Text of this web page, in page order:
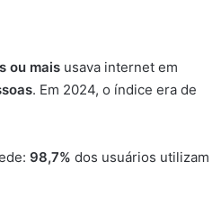
ou mais usava internet em
. Em 2024, o índice era de
98,7% dos usuários utilizam